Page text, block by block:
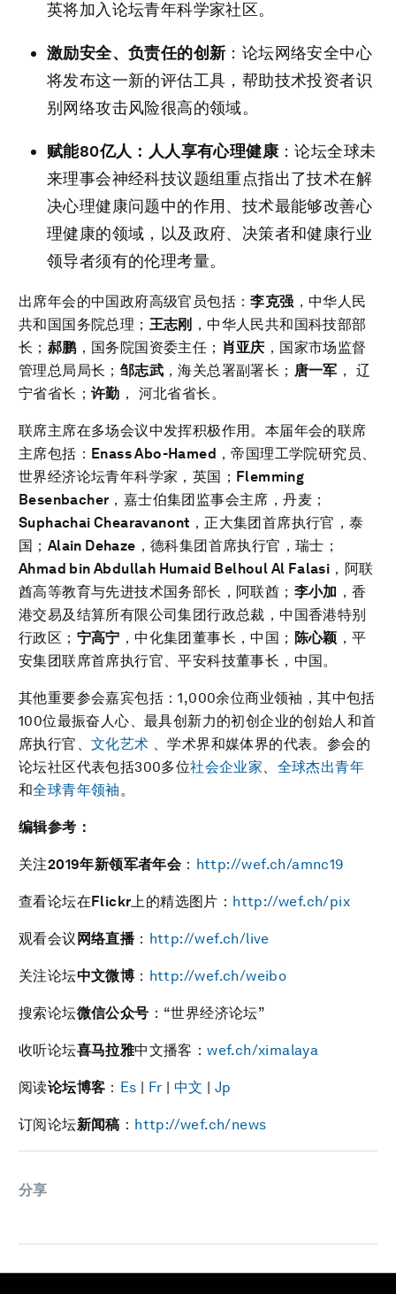
英将加入论坛青年科学家社区。
激励安全、负责任的创新 ：论坛网络安全中心
将发布这一新的评估工具，帮助技术投资者识
别网络攻击风险很高的领域。
赋能80亿人：人人享有心理健康 ：论坛全球未
来理事会神经科技议题组重点指出了技术在解
决心理健康问题中的作用、技术最能够改善心
理健康的领域，以及政府、决策者和健康行业
领导者须有的伦理考量。
出席年会的中国政府高级官员包括：李克强 ，中华人民
共和国国务院总理； 王志刚 ，中华人民共和国科技部部
长； 郝鹏，国务院国资委主任； 肖亚庆 ，国家市场监督
管理总局局长； 邹志武 ，海关总署副署长； 唐一军 ， 辽
宁省省长； 许勤 ， 河北省省长。
联席主席在多场会议中发挥积极作用。本届年会的联席
主席包括： Enass Abo-Hamed ，帝国理工学院研究员、
世界经济论坛青年科学家，英国； Flemming
Besenbacher ，嘉士伯集团监事会主席，丹麦；
Suphachai Chearavanont ，正大集团首席执行官，泰
国； Alain Dehaze ，德科集团首席执行官，瑞士；
Ahmad bin Abdullah Humaid Belhoul Al Falasi ，阿联
酋高等教育与先进技术国务部长，阿联酋； 李小加 ，香
港交易及结算所有限公司集团行政总裁，中国香港特别
行政区； 宁高宁 ，中化集团董事长，中国； 陈心颖 ，平
安集团联席首席执行官、平安科技董事长，中国。
其他重要参会嘉宾包括：1,000余位商业领袖，其中包括
100位最振奋人心、最具创新力的初创企业的创始人和首
席执行官、 文化艺术 、学术界和媒体界的代表。参会的
论坛社区代表包括300多位社会企业家、 全球杰出青年
和全球青年领袖。
编辑参考：
关注2019年新领军者年会： http://wef.ch/amnc19
查看论坛在Flickr上的精选图片： http://wef.ch/pix
观看会议 网络直播 ： http://wef.ch/live
关注论坛中文微博 ： http://wef.ch/weibo
搜索论坛微信公众号 ：“世界经济论坛”
收听论坛喜马拉雅中文播客：wef.ch/ximalaya
阅读论坛博客 ： Es | Fr | 中文 | Jp
订阅论坛新闻稿 ： http://wef.ch/news
分享